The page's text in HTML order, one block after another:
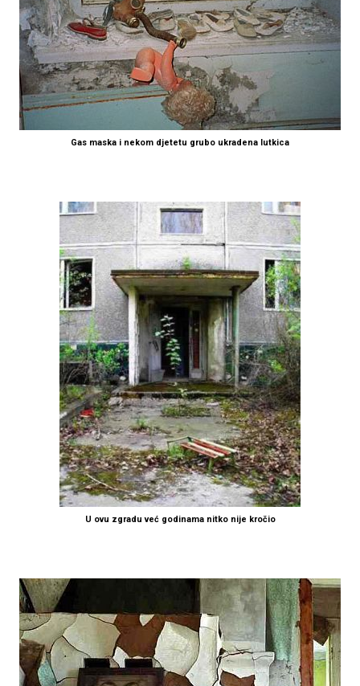
Gas maska i nekom djetetu grubo ukradena lutkica
U ovu zgradu već godinama nitko nije kročio